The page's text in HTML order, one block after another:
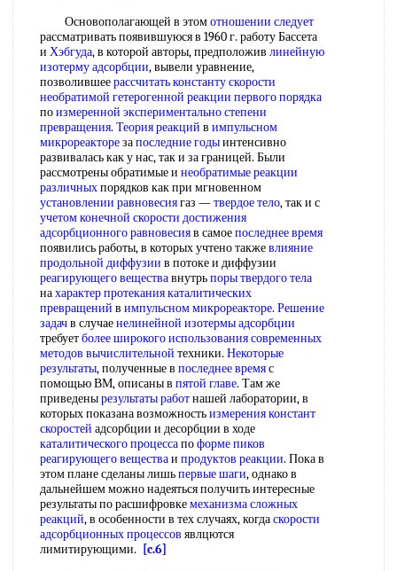
Основополагающей в этомотношении следует
рассматривать появившуюся в 1960 г. работу Бассета
и Хэбгуда, в которой авторы, предположив линейную
изотерму адсорбции, вывели уравнение,
позволившеерассчитать константускорости
необратимой гетерогенной реакции первого порядка
поизмеренной экспериментальностепени
превращения. Теория реакций в импульсном
микрореакторезапоследние годыинтенсивно
развивалась как у нас, так и за границей. Были
рассмотрены обратимые и необратимые реакции
различныхпорядков как при мгновенном
установлении равновесиягаз —твердое тело, так и с
учетом конечной скорости достижения
адсорбционного равновесияв самоепоследнее время
появились работы, в которых учтено такжевлияние
продольной диффузии в потоке и диффузии
реагирующего веществавнутрьпоры твердого тела
нахарактер протеканиякаталитических
превращений в импульсном микрореакторе. Решение
задачв случаенелинейной изотермы адсорбции
требуетболее широкогоиспользования современных
методов вычислительной техники. Некоторые
результаты, полученные в последнее времяс
помощью ВМ, описаны в пятой главе. Там же
приведенырезультаты работнашей лаборатории, в
которых показана возможностьизмерения констант
скоростей адсорбции и десорбции в ходе
каталитического процессапоформе пиков
реагирующего веществаи продуктов реакции. Пока в
этом плане сделаны лишьпервые шаги, однако в
дальнейшем можно надеяться получить интересные
результаты по расшифровкемеханизма сложных
реакций, в особенности в тех случаях, когдаскорости
адсорбционных процессов явлцются
лимитирующими.
[c.6]